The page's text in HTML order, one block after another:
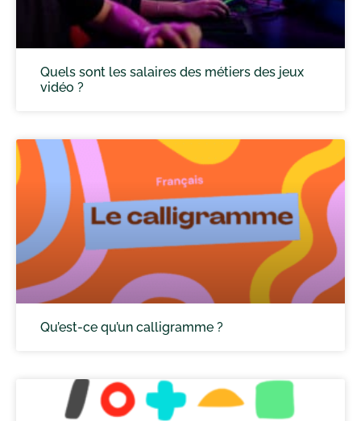
Quels sont les salaires des métiers des jeux
vidéo ?
Qu’est-ce qu’un calligramme ?